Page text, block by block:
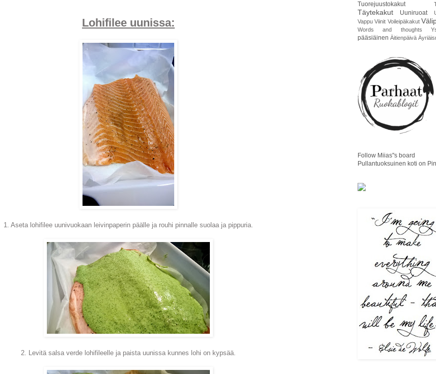
Lohifilee uunissa:
1. Aseta lohifilee uunivuokaan leivinpaperin päälle ja rouhi pinnalle suolaa ja pippuria.
2. Levitä salsa verde lohifileelle ja paista uunissa kunnes lohi on kypsää.
Tuorejuustokakut
Täytekakut Uuniruoat
Vappu Viinit Voileipäkakut
Words and thoughts
pääsiäinen Äitienpäivä
Follow Miias''s board
Pullantuoksuinen koti on